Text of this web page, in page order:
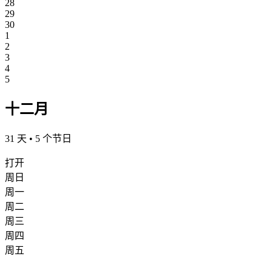
28
29
30
1
2
3
4
5
十二月
31 天 • 5 个节日
打开
周日
周一
周二
周三
周四
周五